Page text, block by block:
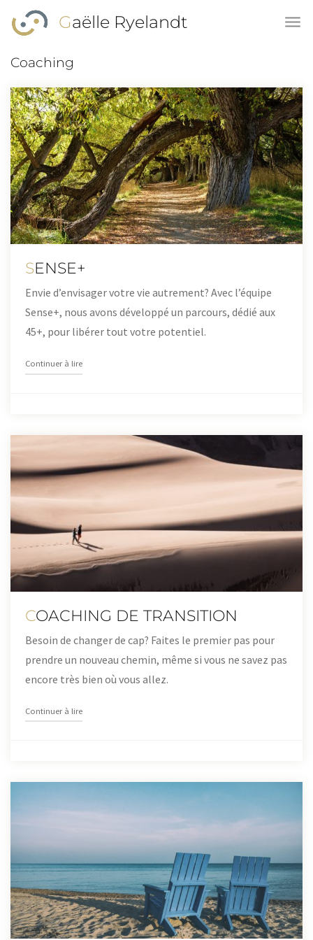
Skip to main content
Gaëlle Ryelandt
Coaching
SENSE+
Envie d’envisager votre vie autrement? Avec l’équipe
Sense+, nous avons développé un parcours, dédié aux
45+, pour libérer tout votre potentiel.
Continuer à lire"SENSE+"
COACHING DE TRANSITION
Besoin de changer de cap? Faites le premier pas pour
prendre un nouveau chemin, même si vous ne savez pas
encore très bien où vous allez.
Continuer à lire"COACHING DE TRANSITION"